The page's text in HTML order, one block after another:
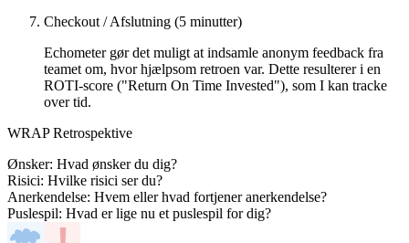
Checkout / Afslutning (5 minutter)
Echometer gør det muligt at indsamle anonym feedback fra
teamet om, hvor hjælpsom retroen var. Dette resulterer i en
ROTI-score ("Return On Time Invested"), som I kan tracke
over tid.
WRAP Retrospektive
Ønsker: Hvad ønsker du dig?
Risici: Hvilke risici ser du?
Anerkendelse: Hvem eller hvad fortjener anerkendelse?
Puslespil: Hvad er lige nu et puslespil for dig?